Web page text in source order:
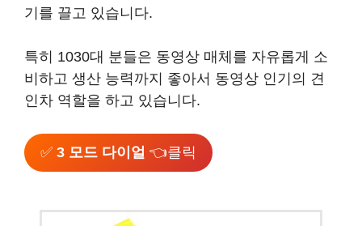
기를 끌고 있습니다.
특히 1030대 분들은 동영상 매체를 자유롭게 소
비하고 생산 능력까지 좋아서 동영상 인기의 견
인차 역할을 하고 있습니다.
✅ 3 모드 다이얼 👈클릭